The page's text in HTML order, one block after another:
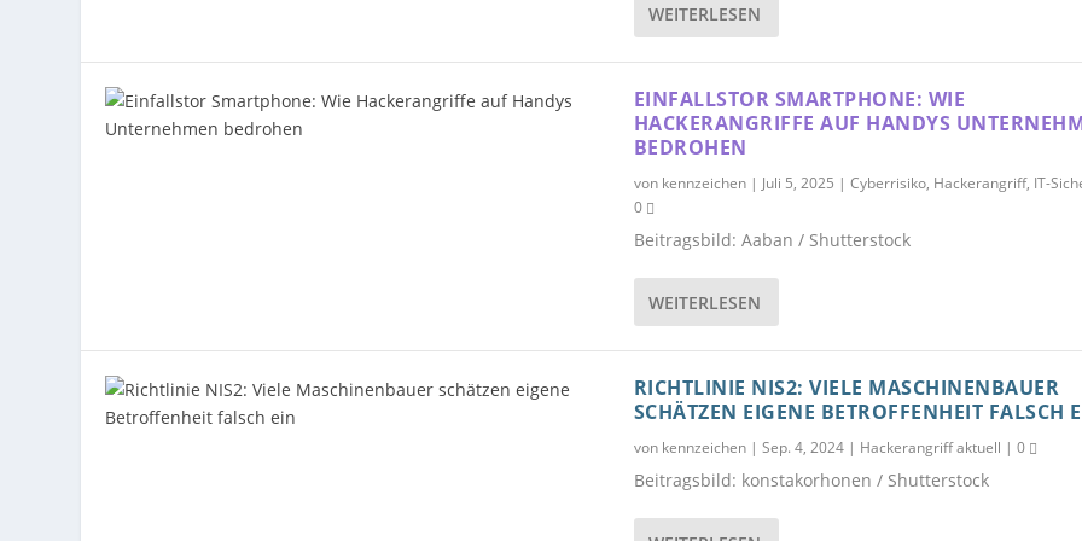
WEITERLESEN
EINFALLSTOR SMARTPHONE: WIE
HACKERANGRIFFE AUF HANDYS
BEDROHEN
von kennzeichen| Juli 5, 2025 | Cyberrisiko, Hackerangriff, IT-
0
Beitragsbild: Aaban / Shutterstock
WEITERLESEN
RICHTLINIE NIS2: VIELE MASCHINENBAUER
SCHÄTZEN EIGENE BETROFFENHEIT FALSCH
von kennzeichen| Sep. 4, 2024| Hackerangriff aktuell | 0
Beitragsbild: konstakorhonen / Shutterstock